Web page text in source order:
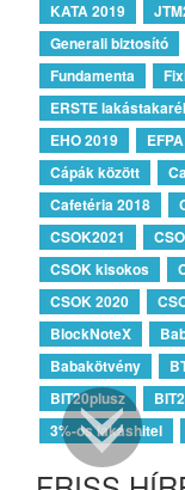
KATA 2019
Generali biztosító
Fundamenta
ERSTE
EHO 2019
Cápák között
Cafetéria 2018
CSOK2021
CSOK kisokos
CSOK 2020
BlockNoteX
Babakötvény
BIT20plusz
3%-os lakáshitel